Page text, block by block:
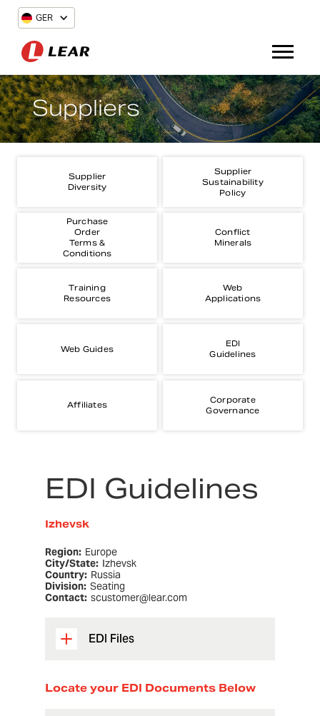
GER
Suppliers
Supplier
Diversity
Supplier
Sustainability
Policy
Purchase
Order
Terms &
Conditions
Conflict
Minerals
Training
Resources
Web
Applications
Web Guides
EDI
Guidelines
Affiliates
Corporate
Governance
EDI Guidelines
Izhevsk
Region: Europe
City/State: Izhevsk
Country: Russia
Division: Seating
Contact: scustomer@lear.com
EDI Files
Locate your EDI Documents Below